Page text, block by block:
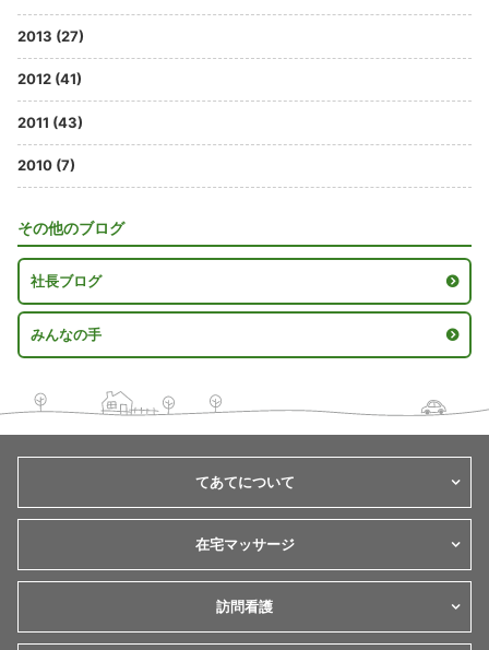
2013 (27)
2012 (41)
2011 (43)
2010 (7)
その他のブログ
社長ブログ
みんなの手
てあてについて
在宅マッサージ
訪問看護